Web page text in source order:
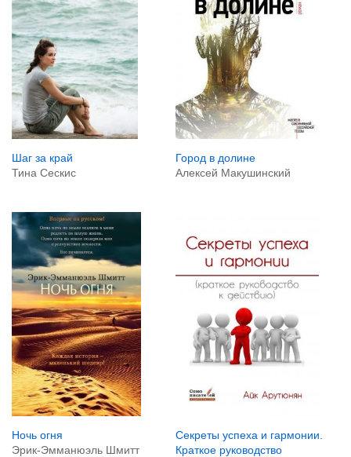
Шаг за край
Тина Сескис
Город в долине
Алексей Макушинский
Ночь огня
Эрик-Эмманюэль Шмитт
Секреты успеха и гармонии.
Краткое руководство